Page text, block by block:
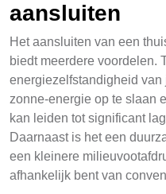
aansluiten
Het aansluiten van een
biedt meerdere voordelen.
energiezelfstandigheid
zonne-energie op te slaan
kan leiden tot significant
Daarnaast is het een
een kleinere
afhankelijk bent van